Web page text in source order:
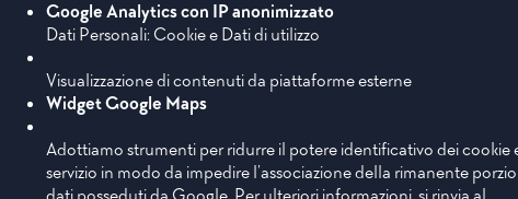
Google Analytics con IP anonimizzato
Dati Personali: Cookie e Dati di utilizzo
Visualizzazione di contenuti da piattaforme esterne
Widget Google Maps
Adottiamo strumenti per ridurre il potere identificativo dei cookie
servizio in modo da impedire l’associazione della rimanente